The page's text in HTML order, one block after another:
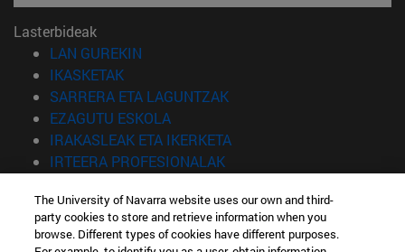
Lasterbideak
LAN GUREKIN
IKASKETAK(Beste leiho batean irekiko da)
SARRERA ETA LAGUNTZAK(Beste leiho batean irekiko
EZAGUTU ESKOLA(Beste leiho batean irekiko da)
IRAKASLEAK ETA IKERKETA(Beste leiho batean irekiko
IRTEERA PROFESIONALAK(Beste leiho batean irekiko
Informazioa
TELEFONOA +34 943 21 98 77
The University of Navarra website uses our own and third-
party cookies to store and retrieve information when you
browse. Different types of cookies have different purposes.